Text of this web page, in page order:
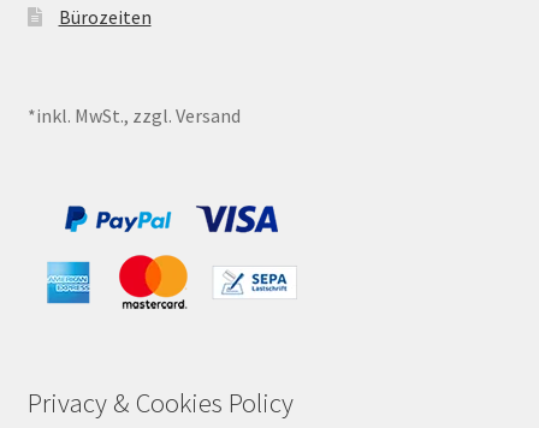
Bürozeiten
*inkl. MwSt., zzgl. Versand
Privacy & Cookies Policy